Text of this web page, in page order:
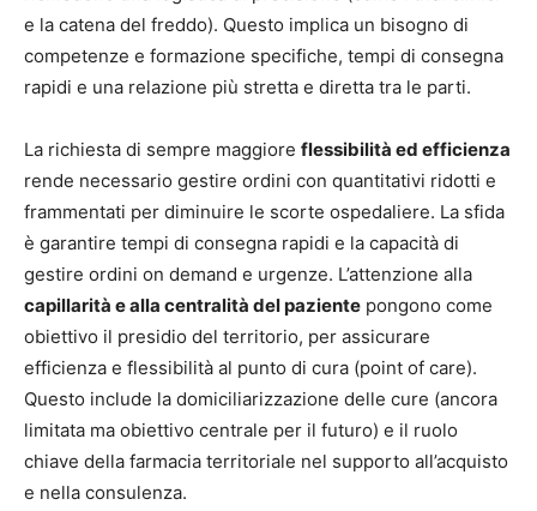
e la catena del freddo). Questo implica un bisogno di
competenze e formazione specifiche, tempi di consegna
rapidi e una relazione più stretta e diretta tra le parti.
La richiesta di sempre maggiore flessibilità ed efficienza
rende necessario gestire ordini con quantitativi ridotti e
frammentati per diminuire le scorte ospedaliere. La sfida
è garantire tempi di consegna rapidi e la capacità di
gestire ordini on demand e urgenze. L’attenzione alla
capillarità e alla centralità del paziente pongono come
obiettivo il presidio del territorio, per assicurare
efficienza e flessibilità al punto di cura (point of care).
Questo include la domiciliarizzazione delle cure (ancora
limitata ma obiettivo centrale per il futuro) e il ruolo
chiave della farmacia territoriale nel supporto all’acquisto
e nella consulenza.